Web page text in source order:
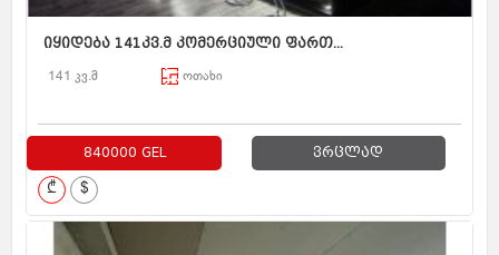
იყიდება 141კვ.მ კომერციული ფართ...
141 კვ.მ ოთახი
840000 GEL ვრცლად
₾ $